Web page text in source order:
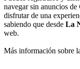
navegar sin anuncios de
disfrutar de una
sabiendo que desde La
web.
Más información sobre